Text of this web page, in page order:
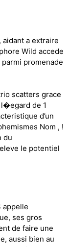
aidant a extraire
Wild accede
promenade
scatters grace
de 1
d’un
Nom , !
du
le potentiel
appelle
ses gros
de faire une
aussi bien au